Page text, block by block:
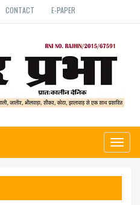
CONTACT E-PAPER